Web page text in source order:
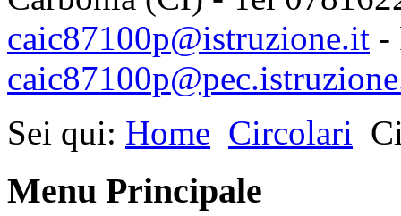
caic87100p@istruzione.it -
Sei qui: Home Circolari
Menu Principale